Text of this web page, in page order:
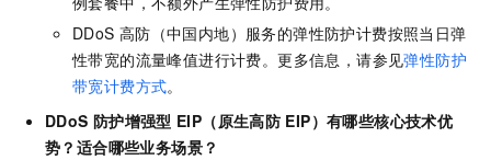
DDoS 高防（中国内地）服务的弹性防护计费按照当日弹
性带宽的流量峰值进行计费。更多信息，请参见弹性防护
带宽计费方式。
DDoS 防护增强型 EIP（原生高防 EIP）有哪些核心技术优
势？适合哪些业务场景？